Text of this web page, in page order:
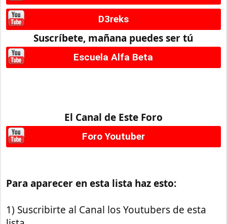
D3reks
Suscríbete, mañana puedes ser tú
Escuela Alfa Beta
El Canal de Este Foro
Foro Youtuber
Para aparecer en esta lista haz esto:
1) Suscribirte al Canal los Youtubers de esta